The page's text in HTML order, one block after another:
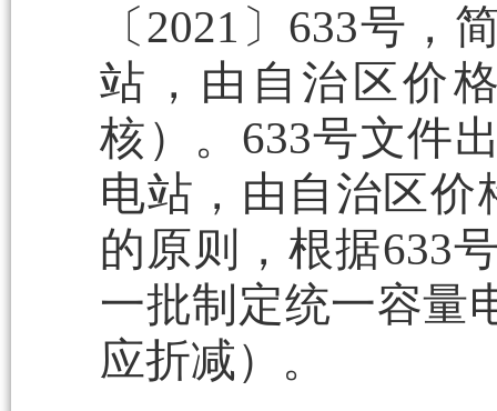
〔2021〕633号
站，由自治区价
核）。633号文件
电站，由自治区
的原则，根据633
一批制定统一容量
应折减）。